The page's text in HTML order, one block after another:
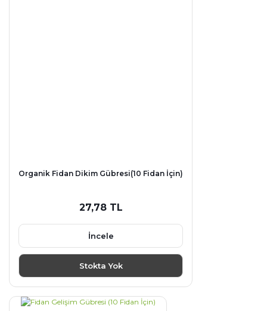
Organik Fidan Dikim Gübresi(10 Fidan İçin)
27,78 TL
İncele
Stokta Yok